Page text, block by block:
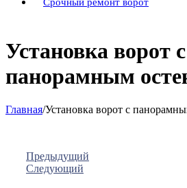
Срочный ремонт ворот
Установка ворот с
панорамным
Главная/Установка ворот с
Предыдущий
Следующий